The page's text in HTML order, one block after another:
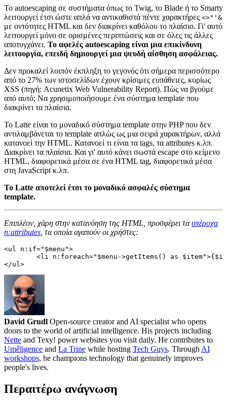
Το autoescaping σε συστήματα όπως το Twig, το Blade ή το Smarty
λειτουργεί έτσι ώστε απλά να αντικαθιστά πέντε χαρακτήρες <>"'&
με οντότητες HTML και δεν διακρίνει καθόλου το πλαίσιο. Γι' αυτό
λειτουργεί μόνο σε ορισμένες περιπτώσεις και σε όλες τις άλλες
αποτυγχάνει. Το αφελές autoescaping είναι μια επικίνδυνη
λειτουργία, επειδή δημιουργεί μια ψευδή αίσθηση ασφάλειας.
Δεν προκαλεί λοιπόν έκπληξη το γεγονός ότι σήμερα περισσότερο
από το 27% των ιστοσελίδων έχουν κρίσιμες ευπάθειες, κυρίως
XSS (πηγή: Acunetix Web Vulnerability Report). Πώς να βγούμε
από αυτό; Να χρησιμοποιήσουμε ένα σύστημα template που
διακρίνει τα πλαίσια.
Το Latte είναι το μοναδικό σύστημα template στην PHP που δεν
αντιλαμβάνεται το template απλώς ως μια σειρά χαρακτήρων, αλλά
κατανοεί την HTML. Κατανοεί τι είναι τα tags, τα attributes κ.λπ.
Διακρίνει τα πλαίσια. Και γι' αυτό κάνει σωστά escape στο κείμενο
HTML, διαφορετικά μέσα σε ένα HTML tag, διαφορετικά μέσα
στη JavaScript κ.λπ.
Το Latte αποτελεί έτσι το μοναδικό ασφαλές σύστημα
template.
Επιπλέον, χάρη στην κατανόηση της HTML, προσφέρει ταυπέροχα
n:attributes , τα οποία αγαπούν οι χρήστες:
<ul n:if="$menu">
David Grudl Open-source creator and AI specialist who opens
doors to the world of artificial intelligence. His projects including
Nette and Texy! power websites you visit daily. He contributes to
Uměligence and La Trine while hosting Tech Guys. Through AI
workshops, he champions technology that genuinely improves
people's lives.
Περαιτέρω ανάγνωση